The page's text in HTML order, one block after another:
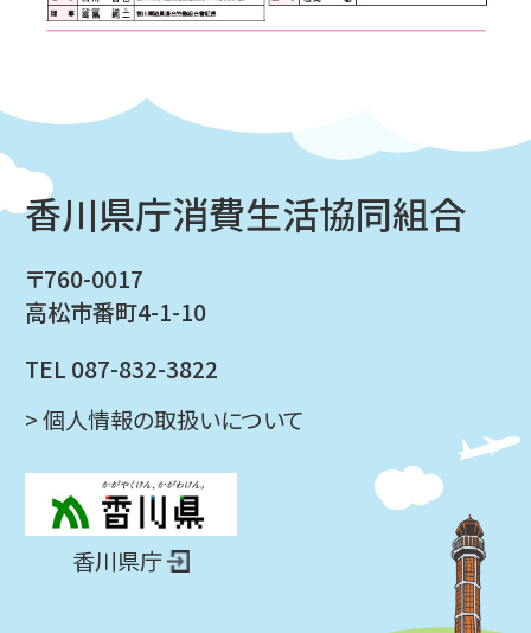
香川県庁消費生活協同組合
〒760-0017
高松市番町4-1-10
TEL 087-832-3822
> 個人情報の取扱いについて
香川県庁